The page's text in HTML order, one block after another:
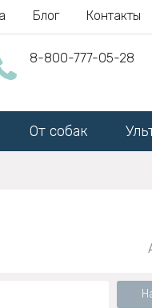
Блог Контакты
8-800-777-05-28
От собак